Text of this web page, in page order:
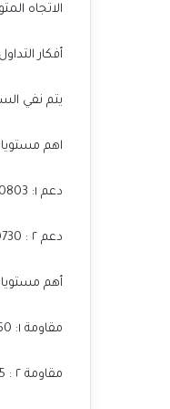
الاتجاه
أفكار
يتم نفي
اهم
دعم ١: 1.0803
دعم ٢ : 1.0730
أهم
مقاومة ١: 1.0850
مقاومة ٢ : 1.0905